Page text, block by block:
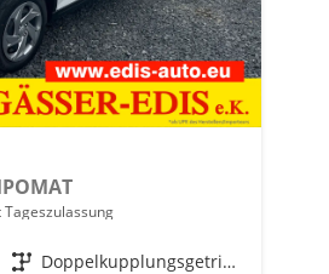
Getriebe
Doppelkupplungsgetriebe (DSG)